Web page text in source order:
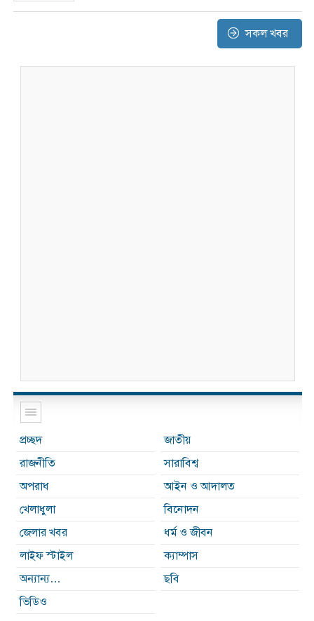
সকল খবর
প্রচ্ছদ
জাতীয়
রাজনীতি
সারাবিশ্ব
অপরাধ
আইন ও আদালত
খেলাধুলা
বিনোদন
জেলার খবর
ধর্ম ও জীবন
লাইফ স্টাইল
ক্যাম্পাস
অন্যান্য…
ছবি
ভিডিও